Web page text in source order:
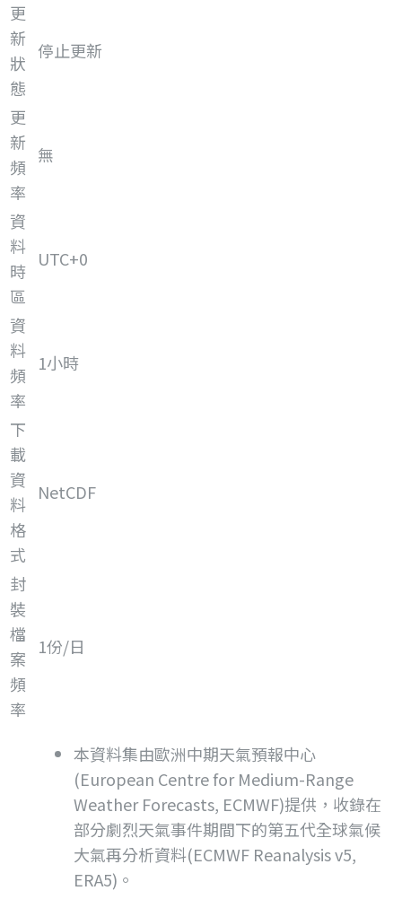
更
新
狀
態
停止更新
更
新
頻
率
無
資
料
時
區
UTC+0
資
料
頻
率
1小時
下
載
資
料
格
式
NetCDF
封
裝
檔
案
頻
率
1份/日
本資料集由歐洲中期天氣預報中心
(European Centre for Medium-Range
Weather Forecasts, ECMWF)提供，收錄在
部分劇烈天氣事件期間下的第五代全球氣候
大氣再分析資料(ECMWF Reanalysis v5,
ERA5)。